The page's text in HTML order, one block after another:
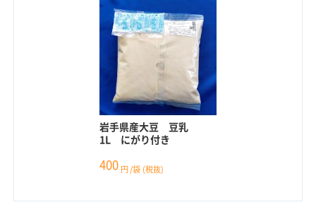
岩手県産大豆 豆乳
1L にがり付き
400 円 /袋 (税抜)